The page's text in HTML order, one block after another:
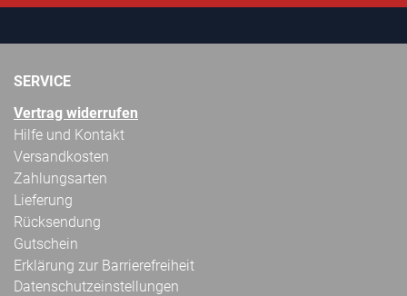
SERVICE
Vertrag widerrufen
Hilfe und Kontakt
Versandkosten
Zahlungsarten
Lieferung
Rücksendung
Gutschein
Erklärung zur Barrierefreiheit
Datenschutzeinstellungen